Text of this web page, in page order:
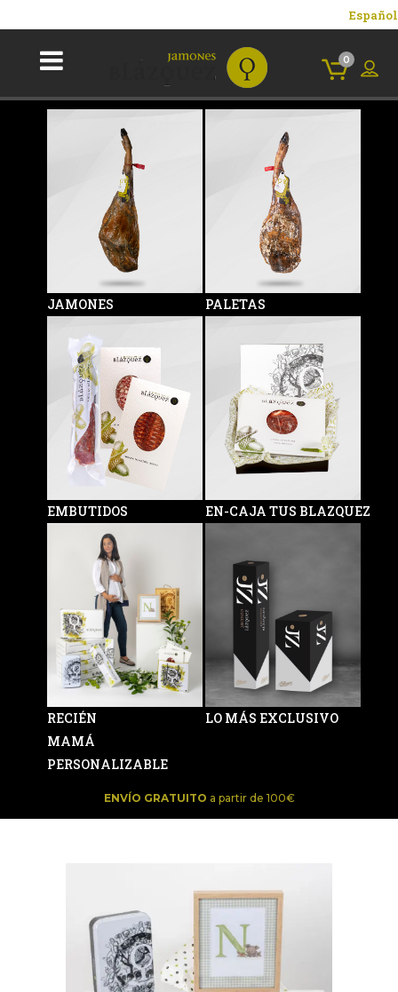
Español
0
JAMONES PALETAS
EMBUTIDOS EN-CAJA TUS BLAZQUEZ
RECIÉN
MAMÁ
PERSONALIZABLE
LO MÁS EXCLUSIVO
ENVÍO GRATUITO a partir de 100€